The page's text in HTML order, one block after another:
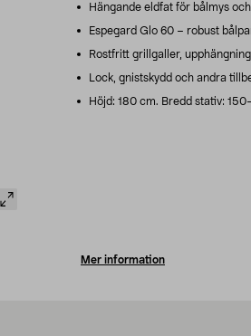
Hängande eldfat för bålmys
Espegard Glo 60 – robust
Rostfritt grillgaller,
Lock, gnistskydd och andra
Höjd: 180 cm. Bredd stativ:
Mer information